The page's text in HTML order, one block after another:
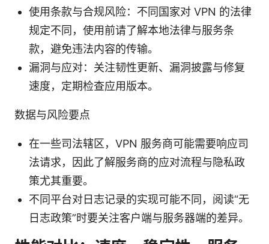
使用条款与合规风险：不同国家对 VPN 的法律
规定不同，使用前请了解本地法律与服务条
款，避免违法内容的传输。
漏洞与应对：关注韧性更新、漏洞披露与修复
速度，定期检查应用版本。
数据与风险要点
在一些司法辖区，VPN 服务商可能需要响应司
法请求，因此了解服务商的应对流程与隐私政
策尤其重要。
不同平台对日志记录的实现可能不同，阅读“无
日志政策”时要关注客户端与服务器端的差异。